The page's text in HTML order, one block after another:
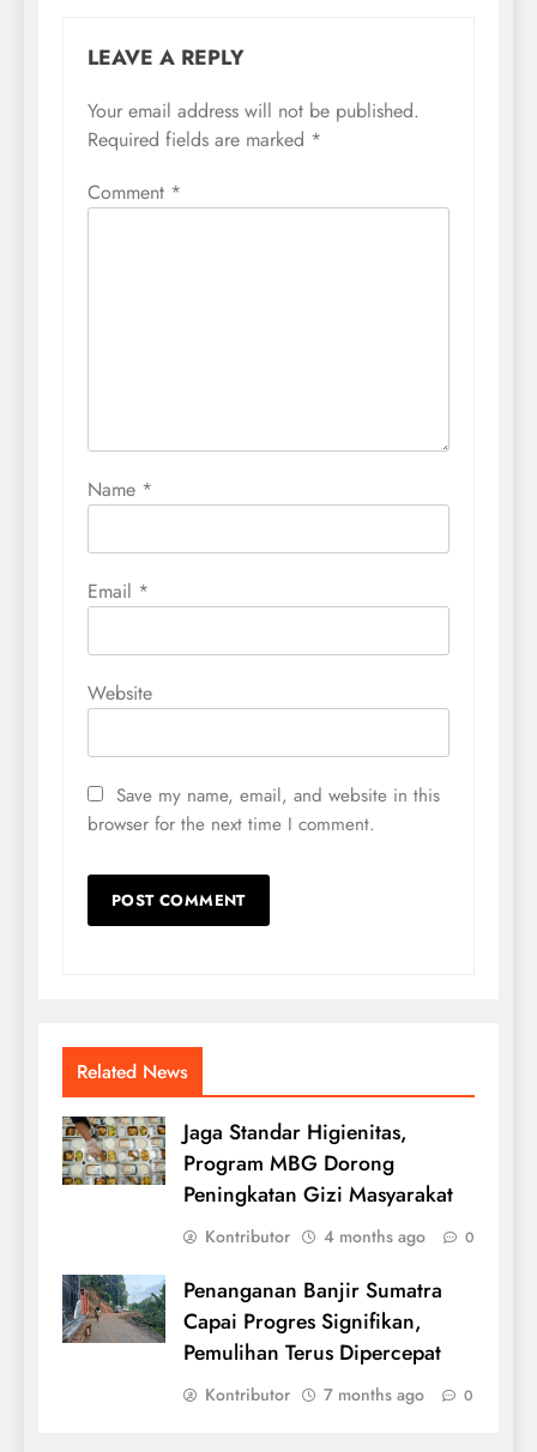
LEAVE A REPLY
Your email address will not be published.
Required fields are marked *
Comment *
Name *
Email *
Website
Save my name, email, and website in this
browser for the next time I comment.
Related News
Jaga Standar Higienitas,
Program MBG Dorong
Peningkatan Gizi Masyarakat
Kontributor 4 months ago 0
Penanganan Banjir Sumatra
Capai Progres Signifikan,
Pemulihan Terus Dipercepat
Kontributor 7 months ago 0